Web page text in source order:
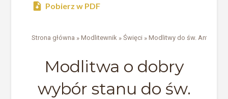
Pobierz w PDF
Strona główna »Modlitewnik »Święci »Modlitwy do św.
Modlitwa o dobry
wybór stanu do św.